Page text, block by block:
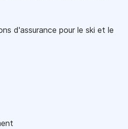
d'assurance pour le ski et le